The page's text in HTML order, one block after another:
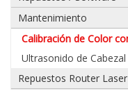
problema
que
tiene
envielo
nuestro
Mantenimiento
Calibración de Color
Ultrasonido de Cabezal
Repuestos Router Laser